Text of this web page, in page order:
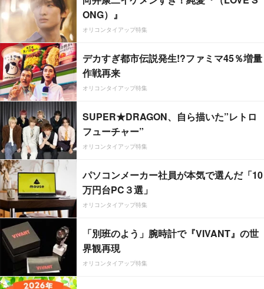
ONG）』
オリコンタイアップ特集
デカすぎ都市伝説発生!?ファミマ45％増量
作戦再来
オリコンタイアップ特集
SUPER★DRAGON、自ら描いた”レトロ
フューチャー”
オリコンタイアップ特集
パソコンメーカー社員が本気で選んだ「10
万円台PC３選」
オリコンタイアップ特集
「別班のよう」腕時計で『VIVANT』の世
界観再現
オリコンタイアップ特集